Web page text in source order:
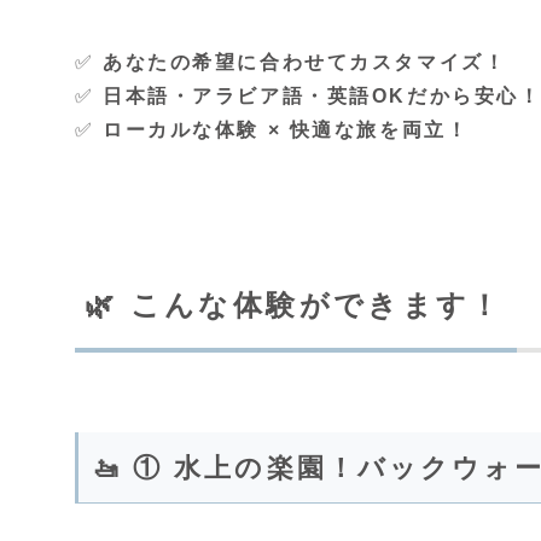
✅ あなたの希望に合わせてカスタマイズ！
✅
日本語・アラビア語・英語OKだから安心！
✅
ローカルな体験 × 快適な旅を両立！
🌿 こんな体験ができます！
🚤 ① 水上の楽園！バックウォ